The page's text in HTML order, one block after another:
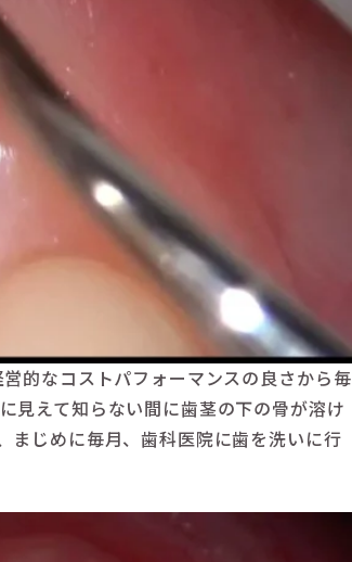
的なコストパフォーマンスの良さから毎
見えて知らない間に歯茎の下の骨が溶け
まじめに毎月、歯科医院に歯を洗いに行